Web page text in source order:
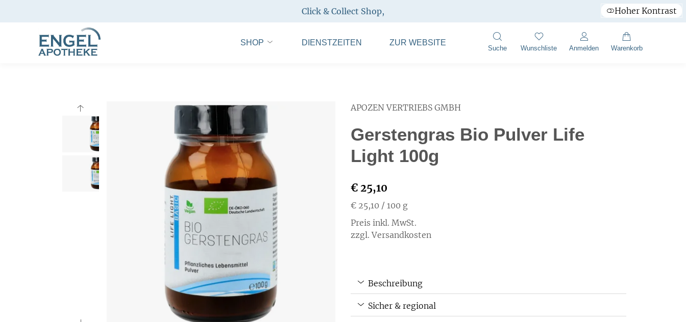
Click & Collect Shop, Hoher Kontrast
SHOP DIENSTZEITEN ZUR WEBSITE
Suche Wunschliste Anmelden Warenkorb
APOZEN VERTRIEBS GMBH
Gerstengras Bio Pulver Life
Light 100g
€ 25,10
€ 25,10 / 100 g
Preis inkl. MwSt.
zzgl. Versandkosten
Beschreibung
Sicher & regional